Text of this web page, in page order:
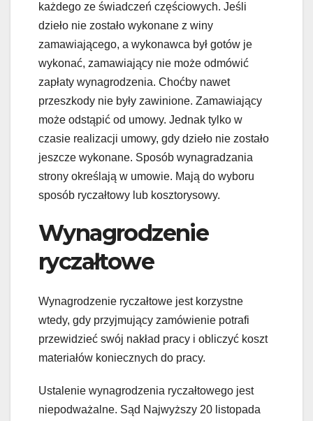
każdego ze świadczeń częściowych. Jeśli
dzieło nie zostało wykonane z winy
zamawiającego, a wykonawca był gotów je
wykonać, zamawiający nie może odmówić
zapłaty wynagrodzenia. Choćby nawet
przeszkody nie były zawinione. Zamawiający
może odstąpić od umowy. Jednak tylko w
czasie realizacji umowy, gdy dzieło nie zostało
jeszcze wykonane. Sposób wynagradzania
strony określają w umowie. Mają do wyboru
sposób ryczałtowy lub kosztorysowy.
Wynagrodzenie
ryczałtowe
Wynagrodzenie ryczałtowe jest korzystne
wtedy, gdy przyjmujący zamówienie potrafi
przewidzieć swój nakład pracy i obliczyć koszt
materiałów koniecznych do pracy.
Ustalenie wynagrodzenia ryczałtowego jest
niepodważalne. Sąd Najwyższy 20 listopada